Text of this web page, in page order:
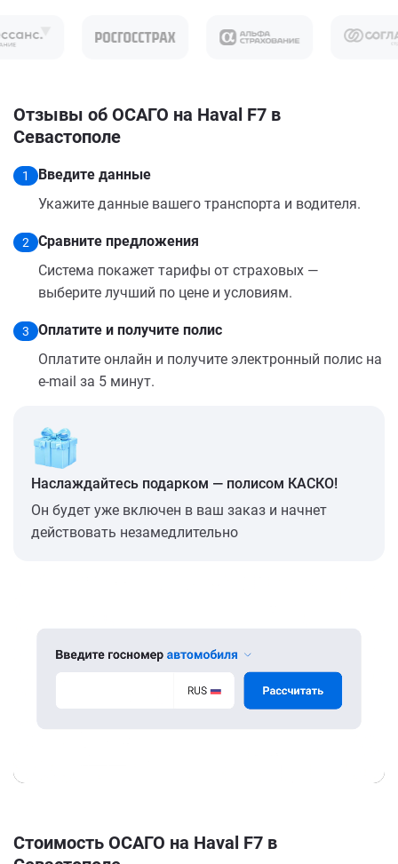
Отзывы об ОСАГО на Haval F7 в
Севастополе
1
Введите данные
Укажите данные вашего транспорта и водителя.
2
Сравните предложения
Система покажет тарифы от страховых —
выберите лучший по цене и условиям.
3
Оплатите и получите полис
Оплатите онлайн и получите электронный полис на
e-mail за 5 минут.
Наслаждайтесь подарком — полисом КАСКО!
Он будет уже включен в ваш заказ и начнет
действовать незамедлительно
Стоимость ОСАГО на Haval F7 в